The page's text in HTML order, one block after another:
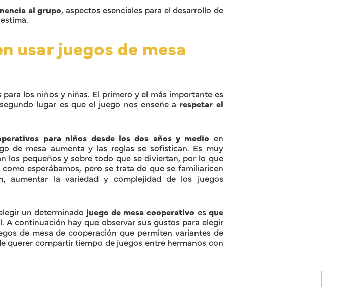
al grupo , aspectos esenciales para el desarrollo de
usar juegos de mesa
los niños y niñas. El primero y el más importante es
lugar es que el juego nos enseñe a respetar el
para niños desde los dos años y medio en
de mesa aumenta y las reglas se sofistican. Es muy
los pequeños y sobre todo que se diviertan, por lo que
esperábamos, pero se trata de que se familiaricen
aumentar la variedad y complejidad de los juegos
un determinado juego de mesa cooperativo es que
A continuación hay que observar sus gustos para elegir
de mesa de cooperación que permiten variantes de
querer compartir tiempo de juegos entre hermanos con